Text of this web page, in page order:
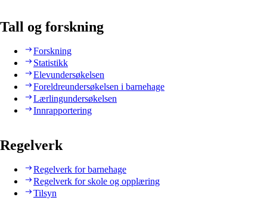
Tall og forskning
Forskning
Statistikk
Elevundersøkelsen
Foreldreundersøkelsen i barnehage
Lærlingundersøkelsen
Innrapportering
Regelverk
Regelverk for barnehage
Regelverk for skole og opplæring
Tilsyn